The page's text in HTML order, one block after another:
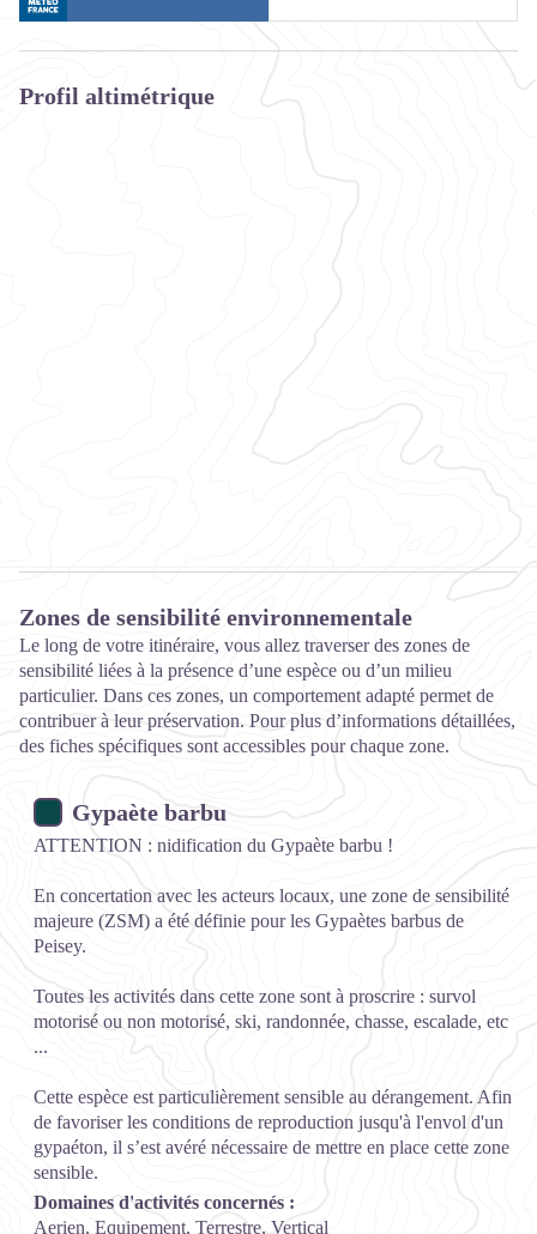
Profil altimétrique
Zones de sensibilité environnementale
Le long de votre itinéraire, vous allez traverser des zones de
sensibilité liées à la présence d’une espèce ou d’un milieu
particulier. Dans ces zones, un comportement adapté permet de
contribuer à leur préservation. Pour plus d’informations détaillées,
des fiches spécifiques sont accessibles pour chaque zone.
Gypaète barbu
ATTENTION : nidification du Gypaète barbu !
En concertation avec les acteurs locaux, une zone de sensibilité
majeure (ZSM) a été définie pour les Gypaètes barbus de
Peisey.
Toutes les activités dans cette zone sont à proscrire : survol
motorisé ou non motorisé, ski, randonnée, chasse, escalade, etc
...
Cette espèce est particulièrement sensible au dérangement. Afin
de favoriser les conditions de reproduction jusqu'à l'envol d'un
gypaéton, il s’est avéré nécessaire de mettre en place cette zone
sensible.
Domaines d'activités concernés :
Aerien, Equipement, Terrestre, Vertical